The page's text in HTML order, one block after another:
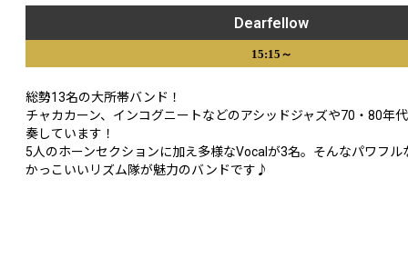
Dearfellow
15:15～
総勢13名の大所帯バンド！
チャカカーン、インコグニートなどのアシッドジャズや70・80年
奏しています！
5人のホーンセクションに加え多様なVocalが3名。そんなパワフル
かっこいいリズム隊が魅力のバンドです♪